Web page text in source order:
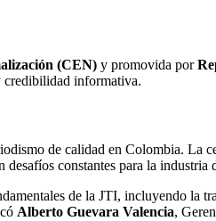
(CEN) y promovida por
credibilidad informativa.
de calidad en Colombia.
constantes para la industria
de la JTI, incluyendo la
Alberto Guevara Valencia,